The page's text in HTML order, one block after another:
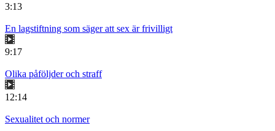
3:13
En lagstiftning som säger att sex är frivilligt
9:17
Olika påföljder och straff
12:14
Sexualitet och normer